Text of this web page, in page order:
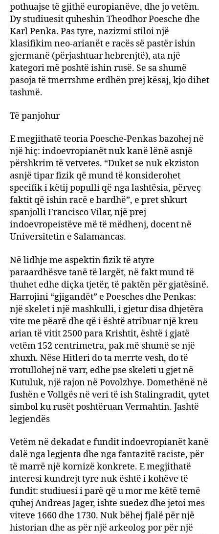
pothuajse të gjithë europianëve, dhe jo vetëm.
Dy studiuesit quheshin Theodhor Poesche dhe
Karl Penka. Pas tyre, nazizmi stiloi një
klasifikim neo-arianët e racës së pastër ishin
gjermanë (përjashtuar hebrenjtë), ata një
kategori më poshtë ishin rusë. Se sa shumë
pasoja të tmerrshme erdhën prej kësaj, kjo dihet
tashmë.
Të panjohur
E megjithatë teoria Poesche-Penkas bazohej në
një hiç: indoevropianët nuk kanë lënë asnjë
përshkrim të vetvetes. “Duket se nuk ekziston
asnjë tipar fizik që mund të konsiderohet
specifik i këtij populli që nga lashtësia, përveç
faktit që ishin racë e bardhë”, e pret shkurt
spanjolli Francisco Vilar, një prej
indoevropeistëve më të mëdhenj, docent në
Universitetin e Salamancas.
Në lidhje me aspektin fizik të atyre
paraardhësve tanë të largët, në fakt mund të
thuhet edhe diçka tjetër, të paktën për gjatësinë.
Harrojini “gjigandët” e Poesches dhe Penkas:
një skelet i një mashkulli, i gjetur disa dhjetëra
vite me pëarë dhe që i është atribuar një kreu
arian të vitit 2500 para Krishtit, është i gjatë
vetëm 152 centrimetra, pak më shumë se një
xhuxh. Nëse Hitleri do ta merrte vesh, do të
rrotullohej në varr, edhe pse skeleti u gjet në
Kutuluk, një rajon në Povolzhye. Domethënë në
fushën e Vollgës në veri të ish Stalingradit, qytet
simbol ku rusët poshtëruan Vermahtin. Jashtë
legjendës
Vetëm në dekadat e fundit indoevropianët kanë
dalë nga legjenta dhe nga fantazitë raciste, për
të marrë një kornizë konkrete. E megjithatë
interesi kundrejt tyre nuk është i kohëve të
fundit: studiuesi i parë që u mor me këtë temë
quhej Andreas Jager, ishte suedez dhe jetoi mes
viteve 1660 dhe 1730. Nuk bëhej fjalë për një
historian dhe as për një arkeolog por për një